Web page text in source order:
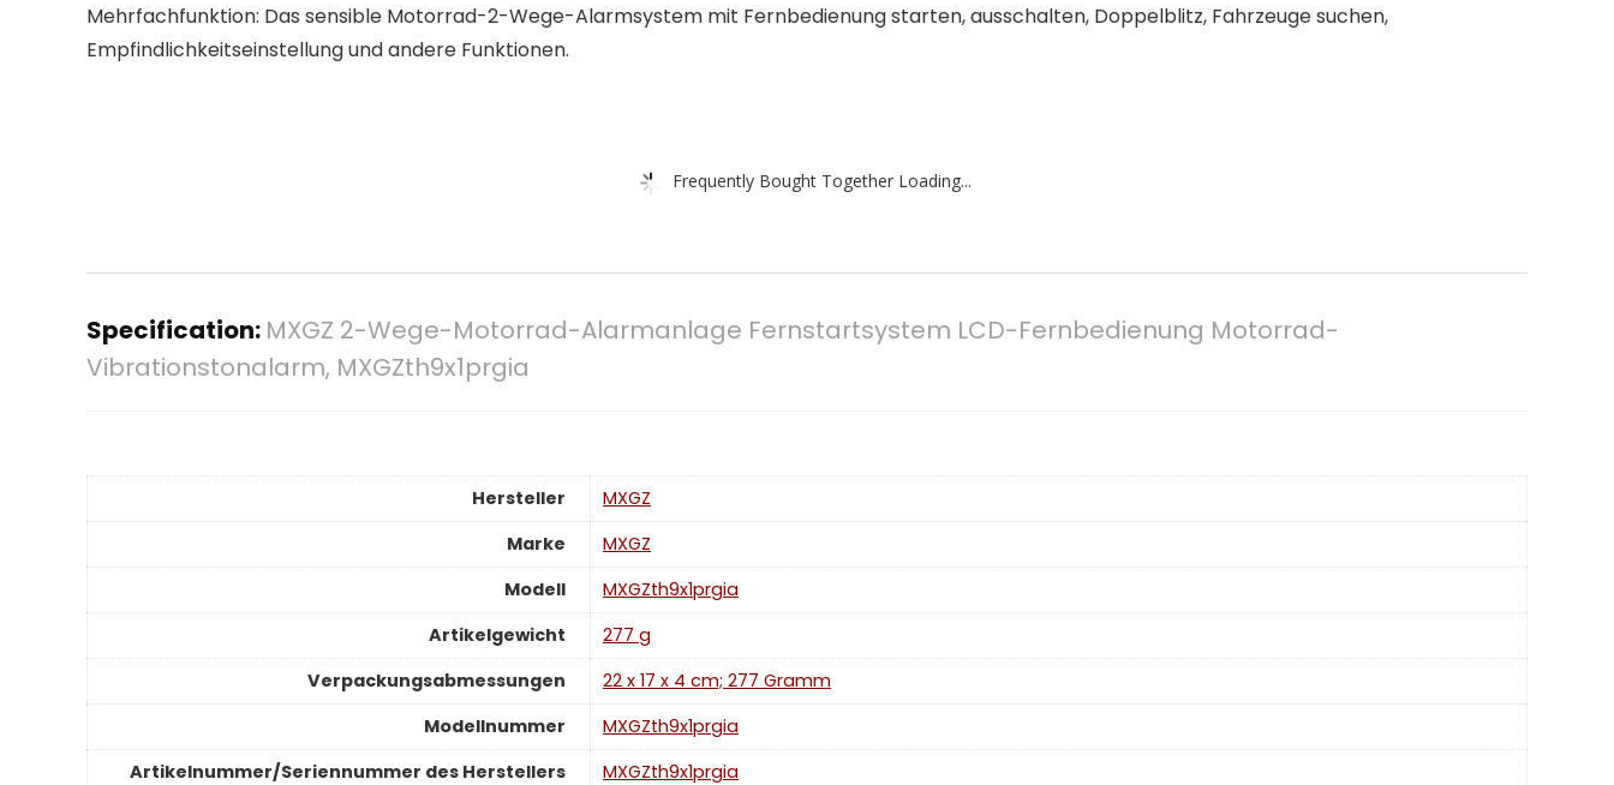
Mehrfachfunktion: Das sensible Motorrad-2-Wege-Alarmsystem mit Fernbedienung starten, ausschalten, Doppelblitz, Fahrzeuge suchen,
Empfindlichkeitseinstellung und andere Funktionen.
Frequently Bought Together Loading...
Specification: MXGZ 2-Wege-Motorrad-Alarmanlage Fernstartsystem LCD-Fernbedienung Motorrad-
Vibrationstonalarm, MXGZth9x1prgia
Hersteller
‎MXGZ
Marke
‎MXGZ
Modell
‎MXGZth9x1prgia
Artikelgewicht
‎277 g
Verpackungsabmessungen
‎22 x 17 x 4 cm; 277 Gramm
Modellnummer
‎MXGZth9x1prgia
Artikelnummer/Seriennummer des Herstellers
‎MXGZth9x1prgia